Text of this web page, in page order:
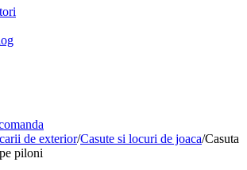
de exterior/Casute si locuri de joaca/Casuta
piloni